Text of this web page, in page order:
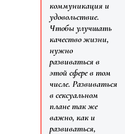
коммуникация и
удовольствие.
Чтобы улучшать
качество жизни,
нужно
развиваться в
этой сфере в том
числе. Развиваться
в сексуальном
плане так же
важно, как и
развиваться,